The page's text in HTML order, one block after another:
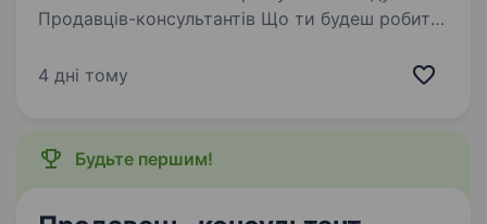
Продавців-консультантів Що ти будеш робити:
косметику, парфуми та товари для дому;
4 дні тому
Будьте першим!